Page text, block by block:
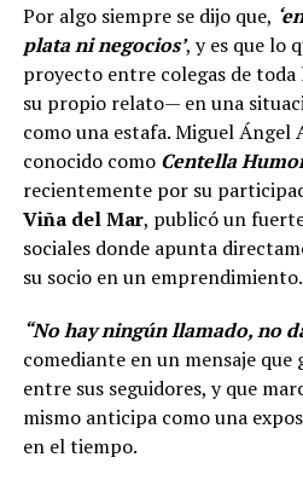
Por algo siempre se dijo que,
plata ni negocios’, y es que lo
proyecto entre colegas de
su propio relato— en una
como una estafa. Miguel Ángel
conocido como Centella
recientemente por su
Viña del Mar, publicó un
sociales donde apunta
su socio en un emprendimiento.
“No hay ningún llamado, no
comediante en un mensaje
entre sus seguidores, y que
mismo anticipa como una
en el tiempo.